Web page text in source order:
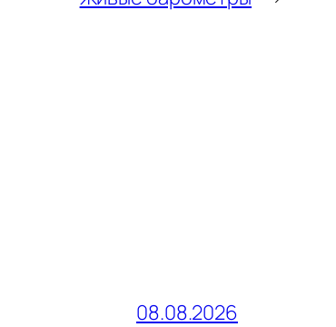
08.08.2026